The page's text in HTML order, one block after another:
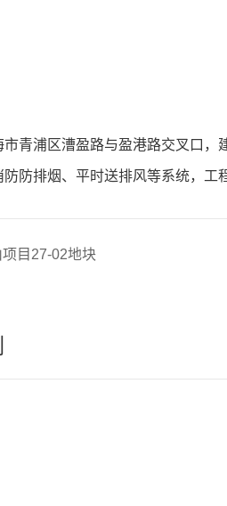
市青浦区漕盈路与盈港路交叉口
防排烟、平时送排风等系统，工
目27-02地块